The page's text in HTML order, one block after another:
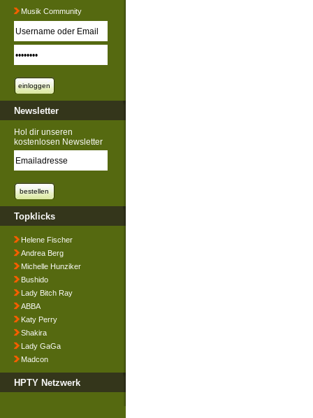
Musik Community
Newsletter
Hol dir unseren
kostenlosen Newsletter
Topklicks
Helene Fischer
Andrea Berg
Michelle Hunziker
Bushido
Lady Bitch Ray
ABBA
Katy Perry
Shakira
Lady GaGa
Madcon
HPTY Netzwerk